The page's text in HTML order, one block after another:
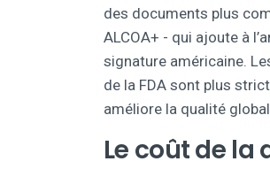
des documents plus
ALCOA+ - qui ajoute à
signature américaine.
de la FDA sont plus
améliore la qualité
Le coût de la